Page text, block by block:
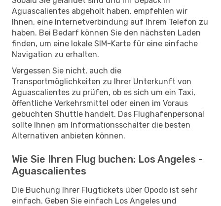
Aguascalientes abgeholt haben, empfehlen wir
Ihnen, eine Internetverbindung auf Ihrem Telefon zu
haben. Bei Bedarf können Sie den nächsten Laden
finden, um eine lokale SIM-Karte für eine einfache
Navigation zu erhalten.
Vergessen Sie nicht, auch die
Transportmöglichkeiten zu Ihrer Unterkunft von
Aguascalientes zu prüfen, ob es sich um ein Taxi,
öffentliche Verkehrsmittel oder einen im Voraus
gebuchten Shuttle handelt. Das Flughafenpersonal
sollte Ihnen am Informationsschalter die besten
Alternativen anbieten können.
Wie Sie Ihren Flug buchen: Los Angeles -
Aguascalientes
Die Buchung Ihrer Flugtickets über Opodo ist sehr
einfach. Geben Sie einfach Los Angeles und